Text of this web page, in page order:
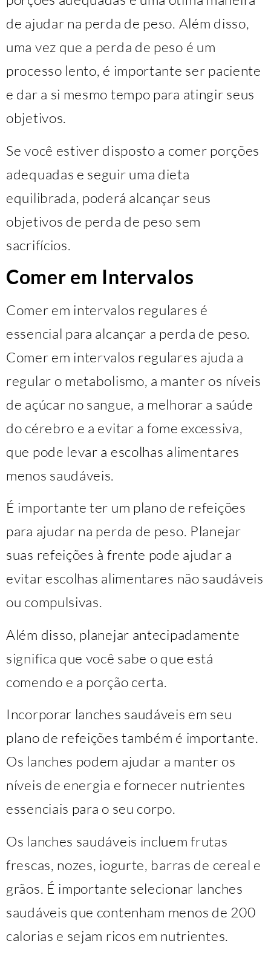
de ajudar na perda de peso. Além disso,
uma vez que a perda de peso é um
processo lento, é importante ser paciente
e dar a si mesmo tempo para atingir seus
objetivos.
Se você estiver disposto a comer porções
adequadas e seguir uma dieta
equilibrada, poderá alcançar seus
objetivos de perda de peso sem
sacrifícios.
Comer em Intervalos
Comer em intervalos regulares é
essencial para alcançar a perda de peso.
Comer em intervalos regulares ajuda a
regular o metabolismo, a manter os níveis
de açúcar no sangue, a melhorar a saúde
do cérebro e a evitar a fome excessiva,
que pode levar a escolhas alimentares
menos saudáveis.
É importante ter um plano de refeições
para ajudar na perda de peso. Planejar
suas refeições à frente pode ajudar a
evitar escolhas alimentares não saudáveis
​​ou compulsivas.
Além disso, planejar antecipadamente
significa que você sabe o que está
comendo e a porção certa.
Incorporar lanches saudáveis ​​em seu
plano de refeições também é importante.
Os lanches podem ajudar a manter os
níveis de energia e fornecer nutrientes
essenciais para o seu corpo.
Os lanches saudáveis ​​incluem frutas
frescas, nozes, iogurte, barras de cereal e
grãos. É importante selecionar lanches
saudáveis ​​que contenham menos de 200
calorias e sejam ricos em nutrientes.